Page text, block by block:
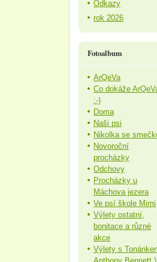
Odkazy
rok 2026
Fotoalbum
ArQeVa
Co dokáže
:-)
Doma
Naši psi
Nikolka se
Novoroční
procházky
Odchovy
Procházky u
Máchova jezera
Ve psí škole Mimi
Výlety ostatní,
bonitace a různé
akce
Výlety s